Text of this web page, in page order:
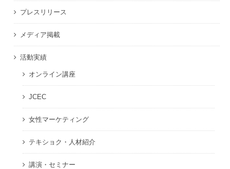
プレスリリース
メディア掲載
活動実績
オンライン講座
JCEC
女性マーケティング
テキショク・人材紹介
講演・セミナー